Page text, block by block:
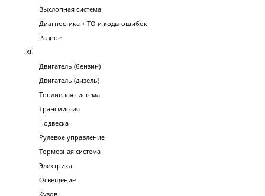
Выхлопная система
Диагностика + ТО и коды ошибок
Разное
XE
Двигатель (бензин)
Двигатель (дизель)
Топливная система
Трансмиссия
Подвеска
Рулевое управление
Тормозная система
Электрика
Освещение
Кузов